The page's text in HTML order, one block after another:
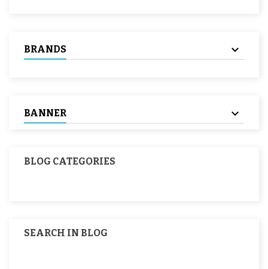
BRANDS
BANNER
BLOG CATEGORIES
SEARCH IN BLOG